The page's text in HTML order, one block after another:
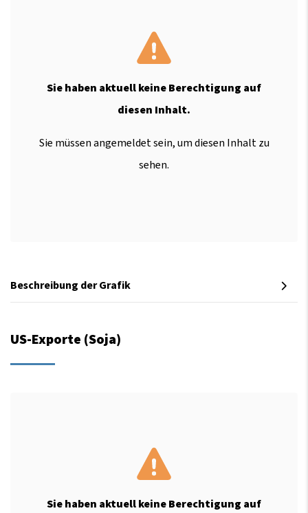
Sie haben aktuell keine Berechtigung auf
diesen Inhalt.
Sie müssen angemeldet sein, um diesen Inhalt zu
sehen.
Beschreibung der Grafik
US-Exporte (Soja)
Sie haben aktuell keine Berechtigung auf